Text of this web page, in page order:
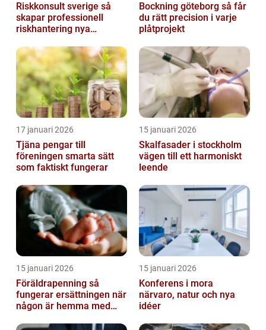
Riskkonsult sverige så
skapar professionell
riskhantering nya
Bockning göteborg så får
du rätt precision i varje
plåtprojekt
17 januari 2026
Tjäna pengar till
föreningen smarta sätt
som faktiskt fungerar
15 januari 2026
Skalfasader i stockholm
vägen till ett harmoniskt
leende
15 januari 2026
Föräldrapenning så
fungerar ersättningen när
någon är hemma med
15 januari 2026
Konferens i mora
närvaro, natur och nya
idéer